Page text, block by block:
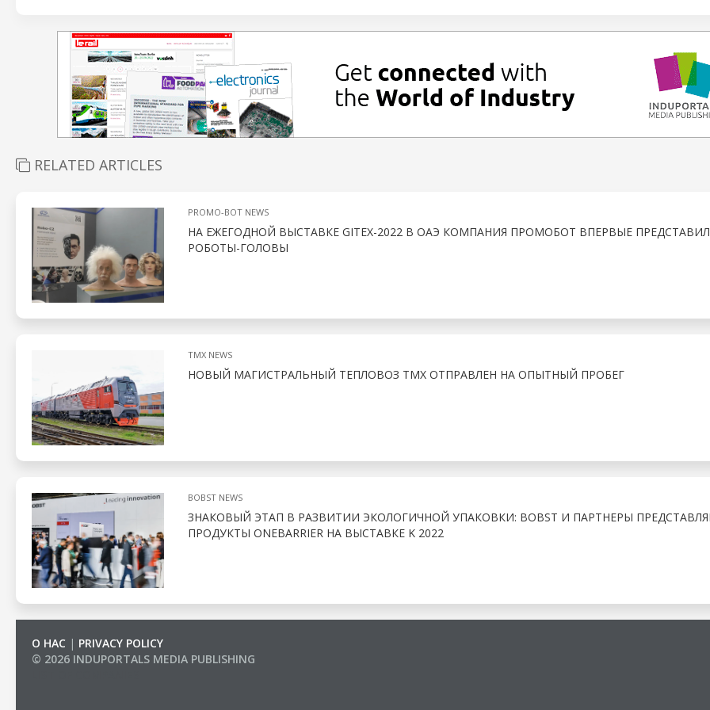
RELATED ARTICLES
PROMO-BOT NEWS
НА ЕЖЕГОДНОЙ ВЫСТАВКЕ GITEX-2022 В ОАЭ КОМПАНИЯ ПРОМОБОТ ВПЕРВЫЕ
РОБОТЫ-ГОЛОВЫ
TMX NEWS
НОВЫЙ МАГИСТРАЛЬНЫЙ ТЕПЛОВОЗ ТМХ ОТПРАВЛЕН НА ОПЫТНЫЙ ПРОБЕГ
BOBST NEWS
ЗНАКОВЫЙ ЭТАП В РАЗВИТИИ ЭКОЛОГИЧНОЙ УПАКОВКИ: BOBST И ПАРТНЕРЫ
ПРОДУКТЫ ONEBARRIER НА ВЫСТАВКЕ K 2022
О НАС | PRIVACY POLICY
© 2026 INDUPORTALS MEDIA PUBLISHING